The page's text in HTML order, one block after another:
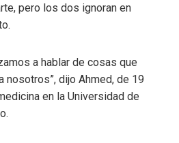
pero los dos ignoran en
a hablar de cosas que
nosotros”, dijo Ahmed, de 19
en la Universidad de